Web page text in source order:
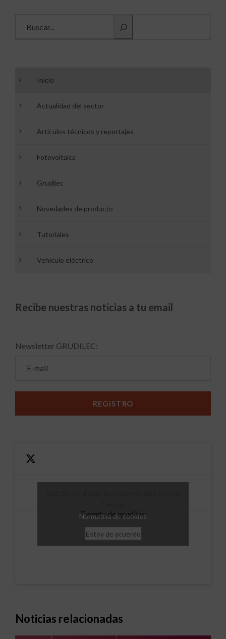
Inicio
Actualidad del sector
Artículos técnicos y reportajes
Fotovoltaica
Grudilec
Novedades de producto
Tutoriales
Vehículo eléctrico
Recibe nuestras noticias a tu email
Newsletter GRUDILEC:
Tweets de grudilec
Normativa de cookies
Estoy de acuerdo
Noticias relacionadas